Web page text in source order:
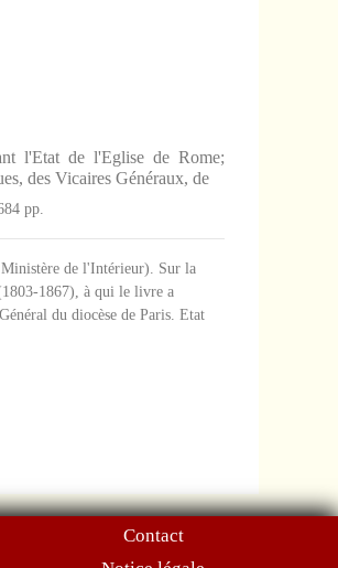
l'Etat de l'Eglise de Rome;
des Vicaires Généraux, de
pp.
de l'Intérieur). Sur la
1867), à qui le livre a
du diocèse de Paris. Etat
Contact